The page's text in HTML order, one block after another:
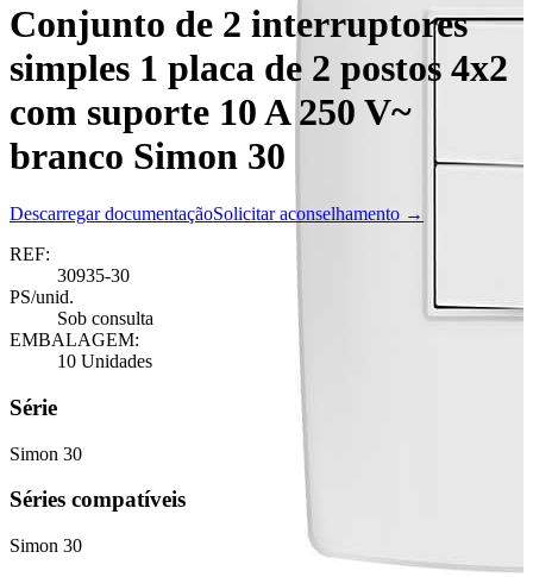
Conjunto de 2 interruptores
simples 1 placa de 2 postos 4x2
com suporte 10 A 250 V~
branco Simon 30
Descarregar documentaçãoSolicitar aconselhamento →
REF:
30935-30
PS/unid.
Sob consulta
EMBALAGEM:
10 Unidades
Série
Simon 30
Séries compatíveis
Simon 30